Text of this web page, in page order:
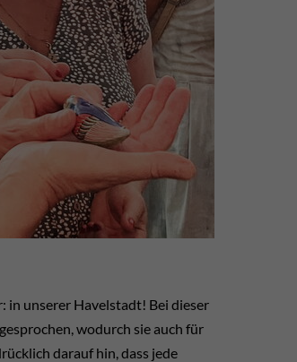
in unserer Havelstadt! Bei dieser
wodurch sie auch für
darauf hin, dass jede